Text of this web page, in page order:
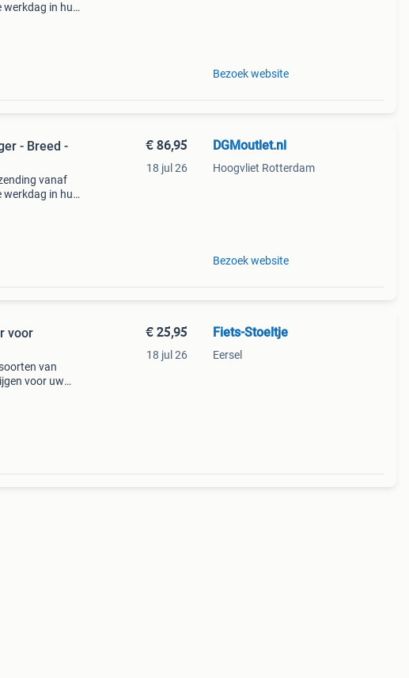
werkdag in huis
Bezoek website
- Breed -
vanaf
werkdag in huis
€ 86,95
18 jul 26
DGMoutlet.nl
Hoogvliet Rotterdam
Bezoek website
voor
van
voor uw
€ 25,95
18 jul 26
Fiets-Stoeltje
Eersel